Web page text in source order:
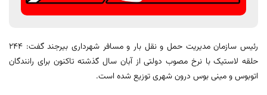
رئیس سازمان مدیریت حمل و نقل بار و مسافر شهرداری بیرجند گفت: ۲۴۴
حلقه لاستیک با نرخ مصوب دولتی از آبان سال گذشته تاکنون برای رانندگان
اتوبوس و مینی بوس درون شهری توزیع شده است.